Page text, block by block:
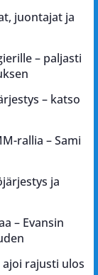
juontajat ja
– paljasti
– katso
rallia – Sami
ja
– Evansin
ajoi rajusti ulos